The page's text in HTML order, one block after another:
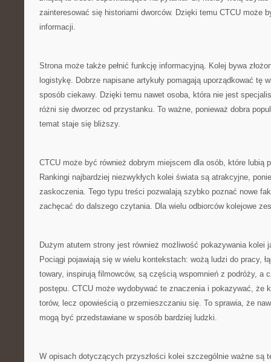
zainteresować się historiami dworców. Dzięki temu CTCU może
informacji.
Strona może także pełnić funkcję informacyjną. Kolej bywa
logistykę. Dobrze napisane artykuły pomagają uporządkować tę
sposób ciekawy. Dzięki temu nawet osoba, która nie jest
różni się dworzec od przystanku. To ważne, ponieważ dobra
temat staje się bliższy.
CTCU może być również dobrym miejscem dla osób, które lubią
Rankingi najbardziej niezwykłych kolei świata są atrakcyjne,
zaskoczenia. Tego typu treści pozwalają szybko poznać nowe
zachęcać do dalszego czytania. Dla wielu odbiorców kolejowe
Dużym atutem strony jest również możliwość pokazywania kolei
Pociągi pojawiają się w wielu kontekstach: wożą ludzi do pracy,
towary, inspirują filmowców, są częścią wspomnień z podróży, a
postępu. CTCU może wydobywać te znaczenia i pokazywać, że
torów, lecz opowieścią o przemieszczaniu się. To sprawia, że
mogą być przedstawiane w sposób bardziej ludzki.
W opisach dotyczących przyszłości kolei szczególnie ważne są